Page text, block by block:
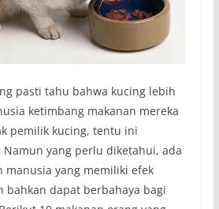
pasti tahu bahwa kucing lebih
ketimbang makanan mereka
pemilik kucing, tentu ini
Namun yang perlu diketahui, ada
manusia yang memiliki efek
bahkan dapat berbahaya bagi